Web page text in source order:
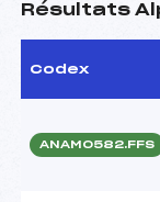
Résultats
Codex
ANAM0582.FFS